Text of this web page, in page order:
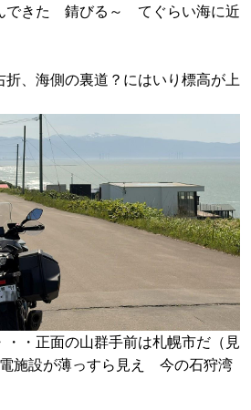
できた 錆びる～ てぐらい海に近
折、海側の裏道？にはいり標高が上
・・正面の山群手前は札幌市だ（見
施設が薄っすら見え 今の石狩湾